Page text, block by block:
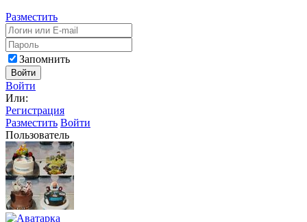
Разместить
Запомнить
Войти
Войти
Или:
Регистрация
Разместить Войти
Пользователь